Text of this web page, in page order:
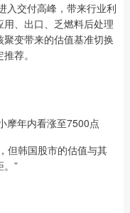
入交付高峰，带来行业利
、出口、乏燃料后处理
变带来的估值基准切换
荐。
摩年内看涨至7500点
但韩国股市的估值与其
”